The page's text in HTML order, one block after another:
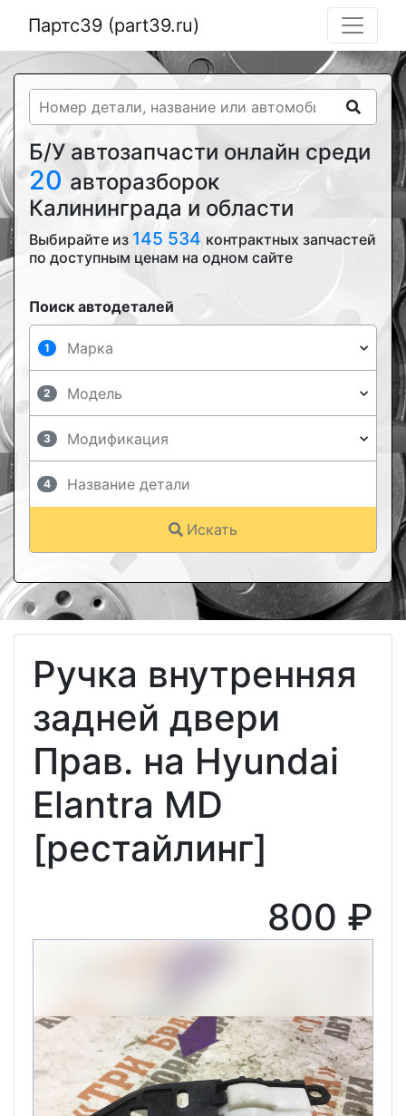
Партс39 (part39.ru)
Б/У автозапчасти онлайн среди
20 авторазборок
Калининграда и области
Выбирайте из 145 534 контрактных запчастей
по доступным ценам на одном сайте
Поиск автодеталей
1
2
3
4
Искать
Ручка внутренняя
задней двери
Прав. на Hyundai
Elantra MD
[рестайлинг]
800 ₽